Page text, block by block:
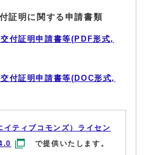
証明に関する申請書類
付証明申請書等(PDF形式,
付証明申請書等(DOC形式,
イティブコモンズ）ライセン
で提供いたします。